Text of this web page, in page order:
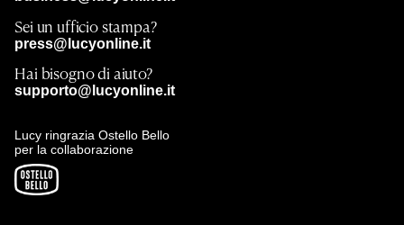
Sei un ufficio stampa?
press@lucyonline.it
Hai bisogno di aiuto?
supporto@lucyonline.it
Lucy ringrazia Ostello Bello
per la collaborazione